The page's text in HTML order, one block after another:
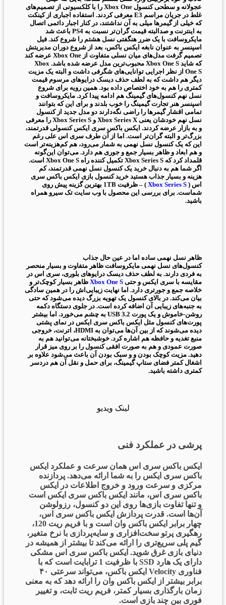
عجولانه و سطحی کنسول Xbox One را با کلکسیونی از تصمیم‌های
غلط در جریان مراسم E3 معرفی کردند. استفاده اجباری از کینکت
که خیلی از گیمرها میلی به آن نداشتند، در کنار اجبار دائمی اتصال
به اینترنت و صدالبته قیمت گران‌تر نسبت به PS4 باعث شد
مایکروسافت با یک ضرر هنگفتی نسل هشتم را شروع کند. فیل
اسپنسر به عنوان نابغه ایکس باکس، بعد از شروع دوران مدیریتش
تصمیم گرفت مدل‌های میان نسلی متفاوت از Xbox One عرضه کند
که شاید Xbox One S محبوب‌ترین مدل عرضه شده باشد. Xbox
One S از نظر اجرایی توانایی‌های شگرفی داشت و البته یک مزیت
دیگر هم داشت که به لطف حذف دیسک درایوهای مرسوم قیمت
کمتری را هم به خود اختصاص داده بود. همین رویه برای شروع
نسل نهم کنسول‌های گیمینگ هم ادامه پیدا کرد. مایکروسافت و
اسپنسر هنر تجارت گیمینگ را خوب بلدند و برای این که بتوانند
تمامی اقشار گیمرها را راضی نگه‌دارند دو مدل جدید از کنسول
نسل نهم خودشان یعنی Xbox Series X و Xbox Series S را معرفی
و به بازار عرضه کردند. ایکس باکس سری ایکس کنسولی قدرتمند،
بزرگ‌تر و البته گران‌تر است. اما از آن طرف سری اس علی رغم
این که یک کنسول نسل نهمی به شمار می‌رود، هم کم‌هزینه‌تر است
و هم ابعاد و ظاهر بسیار جمع و جوری هم دارد. می‌توان این‌گونه
قلمداد کرد که Xbox Series S تکمیل کننده راه Xbox One S است.
اگر شما هم به دنبال خرید یک کنسول نسل نهمی قدرتمند، کم
هزینه و بسیار جذاب هستید خرید کنسول بازی ایکس باکس سری
اس ( Xbox Series S
) – ظرفیت 1TB بهترین گزینه پیش روی
شماست. برای بررسی این محصول با وب سایت تک سیرو همراه
باشید.
ظاهر نسل نهمی ساده اما در عین حال جذاب
کنسول‌های نسل نهمی مایکروسافت ظاهر متفاوت و بسیار منحصر
به فردی دارند. به لطف حذف دیسک درایوهای بلوری، سری اس در
مقایسه با سری ایکس و حتی Xbox One S ظاهر بسیار کوچک‌تر و
خلاصه جمع و جورتری دارد. اما نهایت زیبایی‌اش را در همین سادگی
بیان می‌کند. در بالای کنسول یک تهویه بزرگ دیده می‌شود که حتی
به جنبه‌های زیبایی آن اضافه کرده است. در جلوی دستگاه دکمه
روشن-خاموش و یک پورت USB 3.2 به چشم می‌خورد. اما بیشتر
پورت‌های کنسول مثل ایکس باکس سری ایکس در نمای پشتی
دیده می‌شوند که از بین آن‌ها می‌توان به HDMI، اترنت، خروجی
منبع تغدیه و حافظه هم اشاره کرد. خوشبختانه می‌توانید هم به
صورت عمودی و هم به صورت افقی کنسول را بر روی میز قرار
دهید. مزیت کوچک بودن و و سبک بودن آن باعث می‌شود علاوه بر
اشغال کمتر فضای ستاپ گیمینگ، برای حمل و نقل آن هم دردسر
کمتری داشته باشید.
لینک ویدیو
پرشی در عملکرد فنی
ایکس باکس سری اس همان سرعت و عملکرد ایکس
باکس سری ایکس را به شما ارائه می‌دهد. پردازنده
مرکزی و سرعت ورود و خروج اطلاعات در ایکس
باکس سری اس، مانند ایکس باکس سری ایکس است
و تنها تفاوت بازی‌ها روی این دو کنسول، رزولوشن
آن‌ها است. قدرت پردازش ایکس باکس سری اس،
چهار برابر ایکس باکس وان است و با فریم ریت 120،
رهگیری پرتو سخت‌افزاری و سایه‌پردازی با نرخ متغیر،
گیم پلی سریع‌تری را ارائه می‌کند تا بیشتر از همیشه در
دنیای بازی غرق شوید. ایکس باکس سری اس مشکی
دارای یک هارد SSD با ظرفیت 1 ترابایت است که با
فناوری Velocity ایکس باکس، می‌تواند سرعتی ۴۰
برابر بیشتر از ایکس باکس وان را ارائه دهد که به معنی
زمان بارگذاری بسیار کمتر، فریم ریت ثابت، و تغییر
فوری بین چند بازی است.